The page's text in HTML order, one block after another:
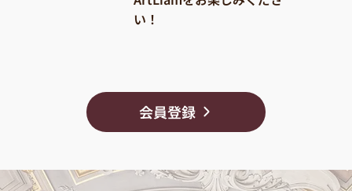
い！
会員登録